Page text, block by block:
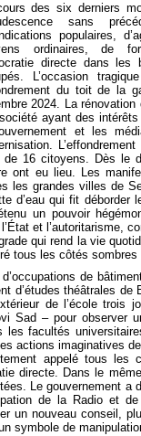
des six derniers
sans
populaires,
ordinaires, de
directe dans les
L’occasion
du toit de la
2024. La
ayant des
et les
de 16 citoyens. Dès le
ont eu lieu. Les
les grandes villes de
d’eau qui fit déborder
un pouvoir
et l’autoritarisme,
qui rend la vie
tous les côtés sombres
de
d’études théâtrales de
de l’école trois
Sad – pour observer
les facultés
actions imaginatives
appelé tous les
directe. Dans le
Le gouvernement a
de la Radio et
un nouveau conseil,
symbole de